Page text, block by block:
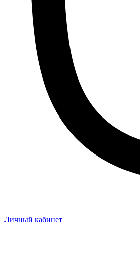
Личный кабинет